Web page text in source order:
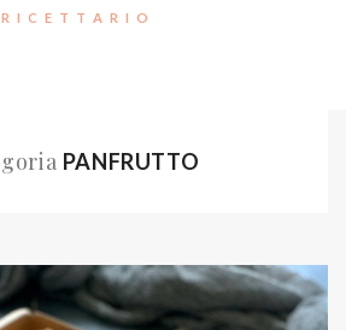
R I C E T T A R I O
PANFRUTTO